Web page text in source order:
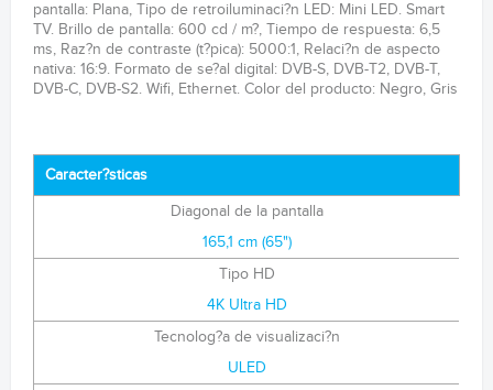
pantalla: Plana, Tipo de retroiluminaci?n LED: Mini LED. Smart
TV. Brillo de pantalla: 600 cd / m?, Tiempo de respuesta: 6,5
ms, Raz?n de contraste (t?pica): 5000:1, Relaci?n de aspecto
nativa: 16:9. Formato de se?al digital: DVB-S, DVB-T2, DVB-T,
DVB-C, DVB-S2. Wifi, Ethernet. Color del producto: Negro, Gris
Caracter?sticas
Diagonal de la pantalla
165,1 cm (65")
Tipo HD
4K Ultra HD
Tecnolog?a de visualizaci?n
ULED